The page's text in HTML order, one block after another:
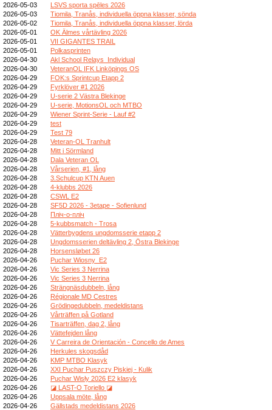
2026-05-03
LSVS sporta spēles 2026
2026-05-03
Tiomila, Tranås, individuella öppna klasser, sönda
2026-05-02
Tiomila, Tranås, individuella öppna klasser, lörda
2026-05-01
OK Älmes vårtävling 2026
2026-05-01
VII GIGANTES TRAIL
2026-05-01
Polkasprinten
2026-04-30
Akl School Relays_Individual
2026-04-30
VeteranOL IFK Linköpings OS
2026-04-29
FOK:s Sprintcup Etapp 2
2026-04-29
Fyrklöver #1 2026
2026-04-29
U-serie 2 Västra Blekinge
2026-04-29
U-serie, MotionsOL och MTBO
2026-04-29
Wiener Sprint-Serie - Lauf #2
2026-04-29
test
2026-04-29
Test 79
2026-04-28
Veteran-OL Tranhult
2026-04-28
Mitt i Sörmland
2026-04-28
Dala Veteran OL
2026-04-28
Vårserien, #1, lång
2026-04-28
3.Schulcup KTN Auen
2026-04-28
4-klubbs 2026
2026-04-28
CSWL E2
2026-04-28
SF5D 2026 - 3etape - Sofienlund
2026-04-28
Пліч-о-пліч
2026-04-28
5-kubbsmatch - Trosa
2026-04-28
Vätterbygdens ungdomsserie etapp 2
2026-04-28
Ungdomsserien deltävling 2, Östra Blekinge
2026-04-28
Horsensløbet 26
2026-04-26
Puchar Wiosny_E2
2026-04-26
Vic Series 3 Nerrina
2026-04-26
Vic Series 3 Nerrina
2026-04-26
Strängnäsdubbeln, lång
2026-04-26
Régionale MD Cestres
2026-04-26
Grödingedubbeln, medeldistans
2026-04-26
Vårträffen på Gotland
2026-04-26
Tisarträffen, dag 2, lång
2026-04-26
Vättefejden lång
2026-04-26
V Carreira de Orientación - Concello de Ames
2026-04-26
Herkules skogsdåd
2026-04-26
KMP MTBO Klasyk
2026-04-26
XXI Puchar Puszczy Piskiej - Kulik
2026-04-26
Puchar Wisły 2026 E2 klasyk
2026-04-26
◪ LAST-O Toriello ◪
2026-04-26
Uppsala möte, lång
2026-04-26
Gällstads medeldistans 2026